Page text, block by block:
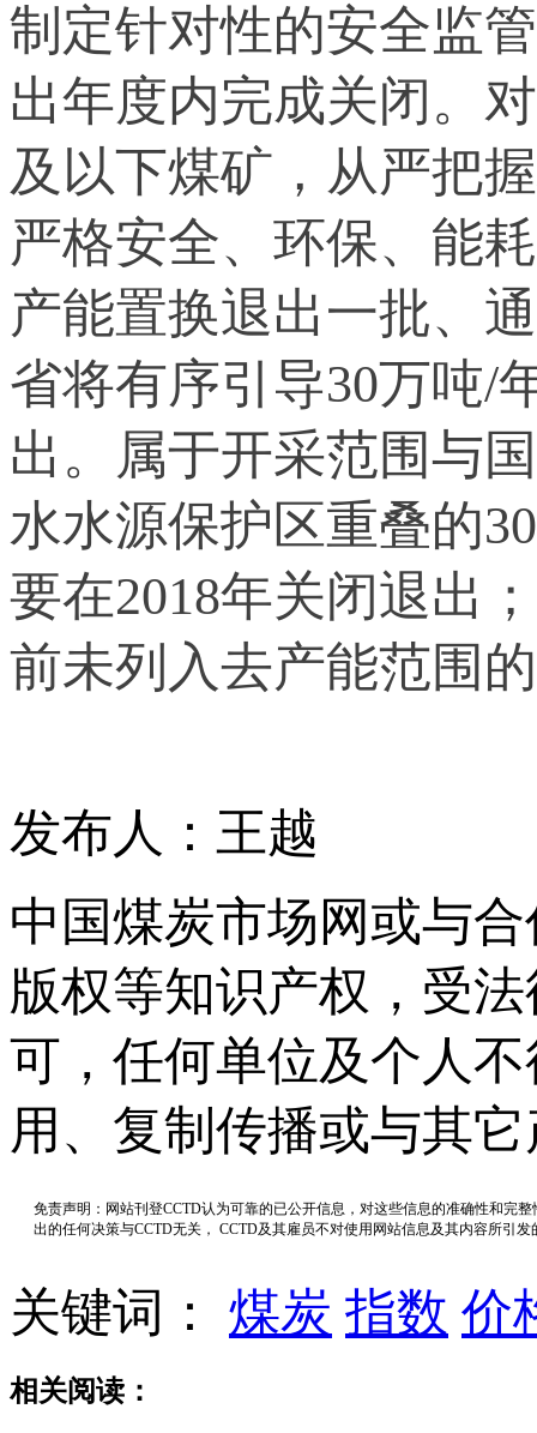
制定针对性的安全监
出年度内完成关闭。
及以下煤矿，从严把
严格安全、环保、能
产能置换退出一批、
省将有序引导30万吨/
出。属于开采范围与
水水源保护区重叠的
要在2018年关闭退出
前未列入去产能范围
发布人：王越
中国煤炭市场网或与
版权等知识产权，受
可，任何单位及个人
用、复制传播或与其
免责声明：网站刊登CCTD认为可靠的已公开信息，对这些信息的准确性和完
出的任何决策与CCTD无关， CCTD及其雇员不对使用网站信息及其内容所引
关键词： 煤炭 指数 价
相关阅读：